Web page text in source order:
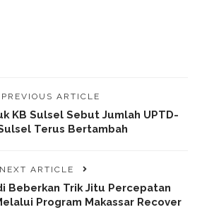
PREVIOUS ARTICLE
KB Sulsel Sebut Jumlah UPTD-
Terus Bertambah
NEXT ARTICLE
Beberkan Trik Jitu Percepatan
Program Makassar Recover